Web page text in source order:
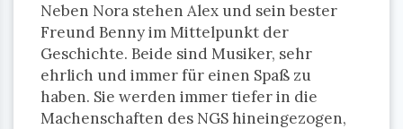
Neben Nora stehen Alex und sein bester
Freund Benny im Mittelpunkt der
Geschichte. Beide sind Musiker, sehr
ehrlich und immer für einen Spaß zu
haben. Sie werden immer tiefer in die
Machenschaften des NGS hineingezogen,